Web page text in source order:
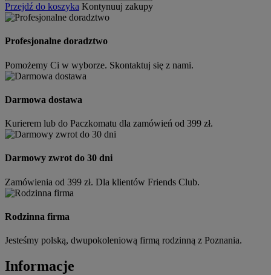
Przejdź do koszyka Kontynuuj zakupy
Profesjonalne doradztwo
Pomożemy Ci w wyborze. Skontaktuj się z nami.
Darmowa dostawa
Kurierem lub do Paczkomatu dla zamówień od 399 zł.
Darmowy zwrot do 30 dni
Zamówienia od 399 zł. Dla klientów Friends Club.
Rodzinna firma
Jesteśmy polską, dwupokoleniową firmą rodzinną z Poznania.
Informacje